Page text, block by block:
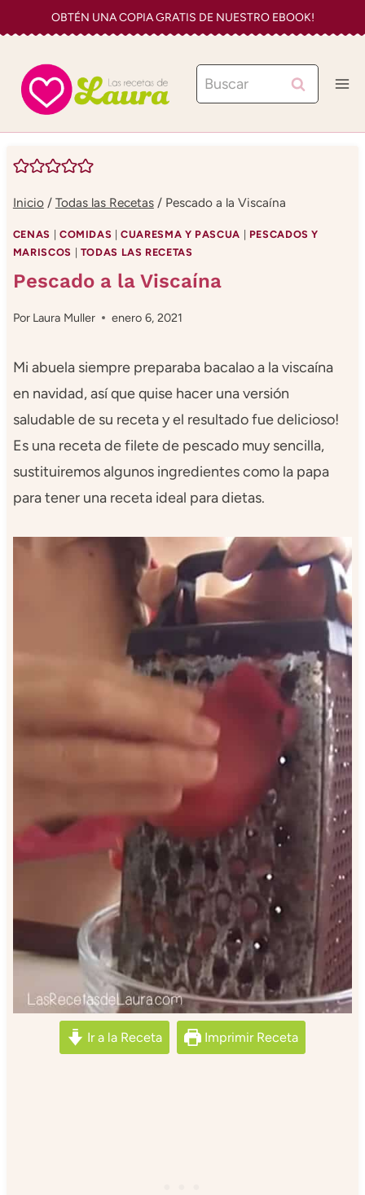
al
contenido
OBTÉN UNA COPIA GRATIS DE NUESTRO EBOOK!
Buscar:
Inicio / Todas las Recetas / Pescado a la Viscaína
CENAS COMIDAS |CUARESMA Y PASCUA
PESCADOS Y
MARISCOS
TODAS LAS RECETAS
Pescado a la Viscaína
Por Laura Muller enero 6, 2021
Mi abuela siempre preparaba bacalao a la viscaína
en navidad, así que quise hacer una versión
saludable de su receta y el resultado fue delicioso!
Es una receta de filete de pescado muy sencilla,
sustituiremos algunos ingredientes como la papa
para tener una receta ideal para dietas.
Ir a la Receta Imprimir Receta